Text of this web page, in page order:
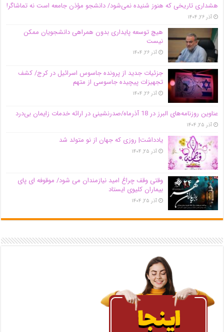
هشداری تاریخی که هنوز شنیده نمی‌شود/ دانشجو مؤذن جامعه است نه تماشاگر!
آذر ۲۶, ۱۴۰۴
هیچ توسعه پایداری بدون همراهی دانشجویان ممکن
نیست
آذر ۲۶, ۱۴۰۴
جزئیات جدید از پرونده جاسوس اسرائیل در کرج/‌ کشف
تجهیزات پیچیده جاسوسی از متهم
آذر ۲۶, ۱۴۰۴
عناوین روزنامه‌های البرز در ‌18 آذرماه/صدرنشینی در ارائه خدمات زایمان بی‌درد
آذر ۲۵, ۱۴۰۴
یادداشت| روزی که جهان از نو متولد شد
آذر ۲۵, ۱۴۰۴
وقتی وقف چراغ امید نیازمندان می شود/ موقوفه ای پای
بیماران کلیوی ایستاد
آذر ۲۵, ۱۴۰۴